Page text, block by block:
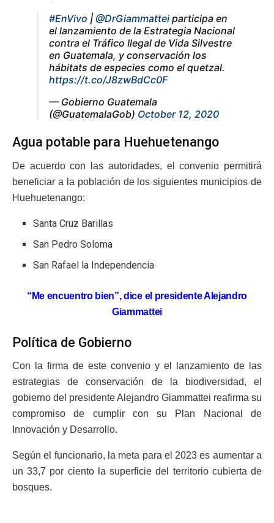
#EnVivo | @DrGiammattei participa en
el lanzamiento de la Estrategia Nacional
contra el Tráfico Ilegal de Vida Silvestre
en Guatemala, y conservación los
hábitats de especies como el quetzal.
https://t.co/J8zwBdCc0F
— Gobierno Guatemala
(@GuatemalaGob) October 12, 2020
Agua potable para Huehuetenango
De acuerdo con las autoridades, el convenio permitirá
beneficiar a la población de los siguientes municipios de
Huehuetenango:
Santa Cruz Barillas
San Pedro Soloma
San Rafael la Independencia
“Me encuentro bien”, dice el presidente Alejandro
Giammattei
Política de Gobierno
Con la firma de este convenio y el lanzamiento de las
estrategias de conservación de la biodiversidad, el
gobierno del presidente Alejandro Giammattei reafirma su
compromiso de cumplir con su Plan Nacional de
Innovación y Desarrollo.
Según el funcionario, la meta para el 2023 es aumentar a
un 33,7 por ciento la superficie del territorio cubierta de
bosques.